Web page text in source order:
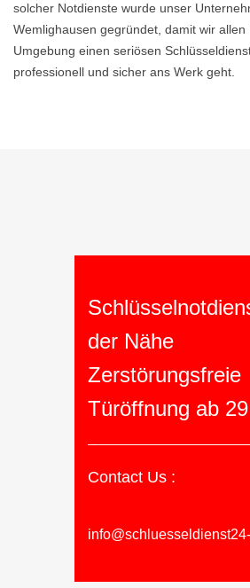
solcher Notdienste wurde unser
Wemlighausen gegründet, damit wir
Umgebung einen seriösen
professionell und sicher ans Werk geht.
der Nähe
Zerstörungsfreie
Türöffnung ab
Contact Us :